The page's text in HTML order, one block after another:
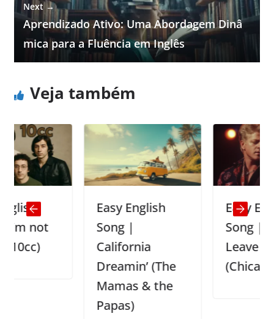
Next →
Aprendizado Ativo: Uma Abordagem Dinâ
mica para a Fluência em Inglês
Veja também
Easy English
Song |
California
Dreamin’ (The
Mamas & the
Papas)
Easy Englisg
Song | If You
Leave Me Now
(Chicago)